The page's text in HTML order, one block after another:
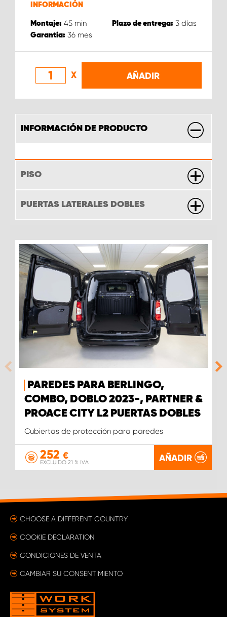
INFORMACIÓN
Montaje: 45 min Plazo de entrega: 3 días
Garantia: 36 mes
X AÑADIR
INFORMACIÓN DE PRODUCTO
PISO
PUERTAS LATERALES DOBLES
PAREDES PARA BERLINGO,
COMBO, DOBLO 2023-, PARTNER &
PROACE CITY L2 PUERTAS DOBLES
Cubiertas de protección para paredes
252 €
EXCLUIDO 21 % IVA AÑADIR
CHOOSE A DIFFERENT COUNTRY
COOKIE DECLARATION
CONDICIONES DE VENTA
CAMBIAR SU CONSENTIMIENTO